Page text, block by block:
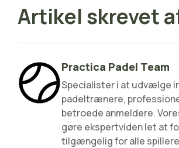
Artikel skrevet
Practica Padel Team
Specialister i at udvælge
padeltrænere,
betroede anmeldere.
gøre ekspertviden let at
tilgængelig for alle